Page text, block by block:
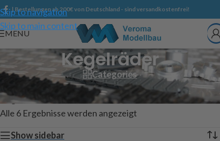
Skip to navigation
Skip to main content
| Bestellungen ab 200€ von Deutschland - sind versandkostenfrei!
MENU
Kegelräder
Categories
Technischer Modellbau/Zahnräder & Co./
Kegelräder
Alle 6 Ergebnisse werden angezeigt
Show sidebar